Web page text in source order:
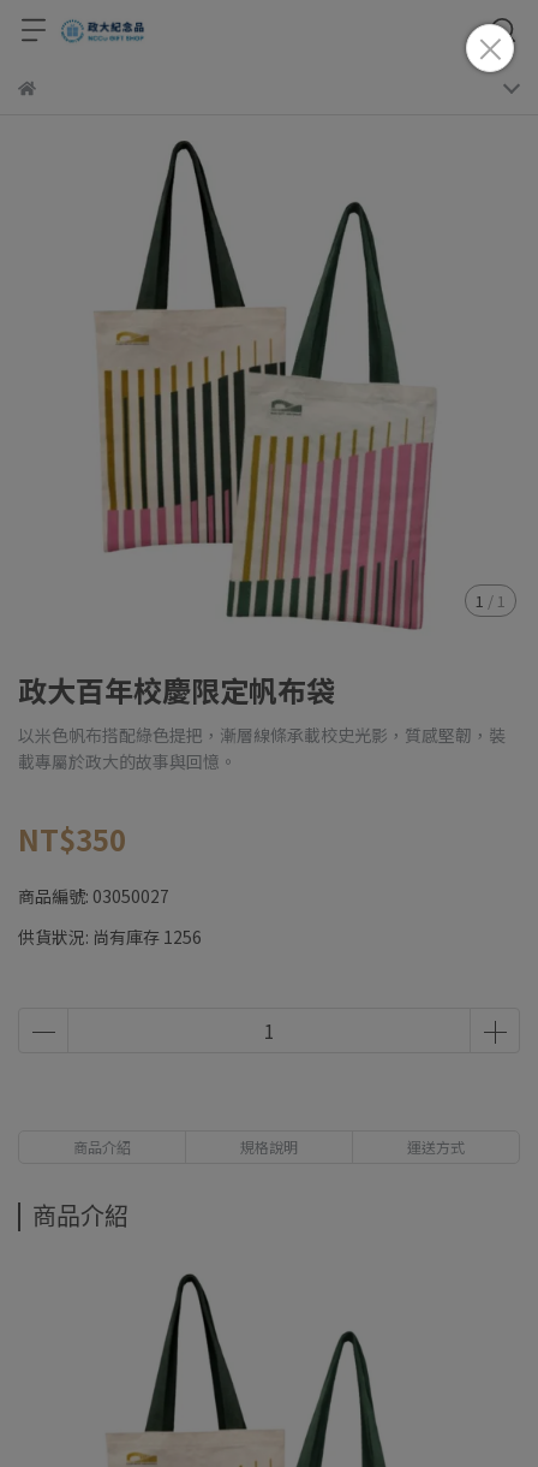
1 / 1
政大百年校慶限定帆布袋
以米色帆布搭配綠色提把，漸層線條承載校史光影，質感堅韌，裝
載專屬於政大的故事與回憶。
NT$350
商品編號: 03050027
供貨狀況: 尚有庫存 1256
商品介紹 規格說明 運送方式
商品介紹